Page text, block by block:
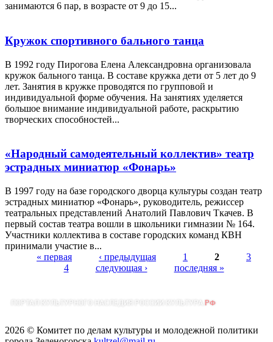
занимаются 6 пар, в возрасте от 9 до 15...
Кружок спортивного бального танца
В 1992 году Пирогова Елена Александровна организовала
кружок бального танца. В составе кружка дети от 5 лет до 9
лет. Занятия в кружке проводятся по групповой и
индивидуальной форме обучения. На занятиях уделяется
большое внимание индивидуальной работе, раскрытию
творческих способностей...
«Народный самодеятельный коллектив» театр
эстрадных миниатюр «Фонарь»
В 1997 году на базе городского дворца культуры создан театр
эстрадных миниатюр «Фонарь», руководитель, режиссер
театральных представлений Анатолий Павлович Ткачев. В
первый состав театра вошли в школьники гимназии № 164.
Участники коллектива в составе городских команд КВН
принимали участие в...
Страницы
« первая ‹ предыдущая 1 2
3
4
следующая › последняя »
2026 © Комитет по делам культуры и молодежной политики